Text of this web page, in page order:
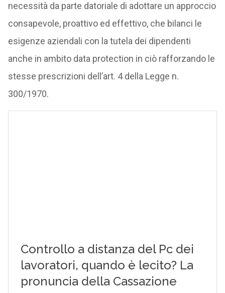
necessità da parte datoriale di adottare un approccio
consapevole, proattivo ed effettivo, che bilanci le
esigenze aziendali con la tutela dei dipendenti
anche in ambito data protection in ciò rafforzando le
stesse prescrizioni dell’art. 4 della Legge n.
300/1970.